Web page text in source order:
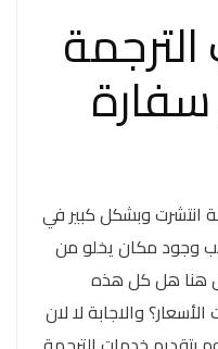
انتشرت وبشكل كبير في
وجود مكان يخلو من
هنا هل كل هذه
والاجابة لا لان